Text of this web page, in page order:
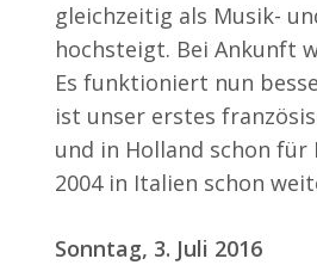
gleichzeitig als Musik-
hochsteigt. Bei Ankunft
Es funktioniert nun
ist unser erstes
und in Holland schon
2004 in Italien schon
Sonntag, 3. Juli 2016